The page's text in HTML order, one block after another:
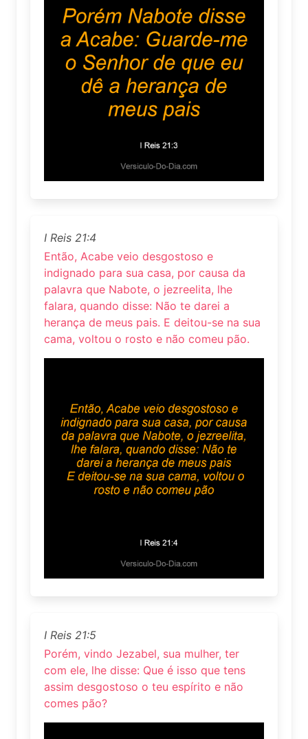
I Reis 21:4
Então, Acabe veio desgostoso e
indignado para sua casa, por causa da
palavra que Nabote, o jezreelita, lhe
falara, quando disse: Não te darei a
herança de meus pais. E deitou-se na sua
cama, voltou o rosto e não comeu pão.
I Reis 21:5
Porém, vindo Jezabel, sua mulher, ter
com ele, lhe disse: Que é isso que tens
assim desgostoso o teu espírito e não
comes pão?